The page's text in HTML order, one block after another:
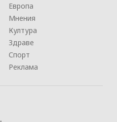
Европа
Мнения
Култура
Здраве
Спорт
Реклама